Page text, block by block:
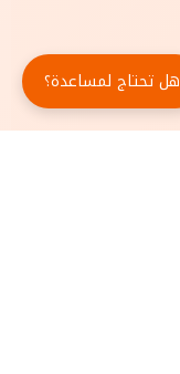
هل تحتاج لمساعدة؟